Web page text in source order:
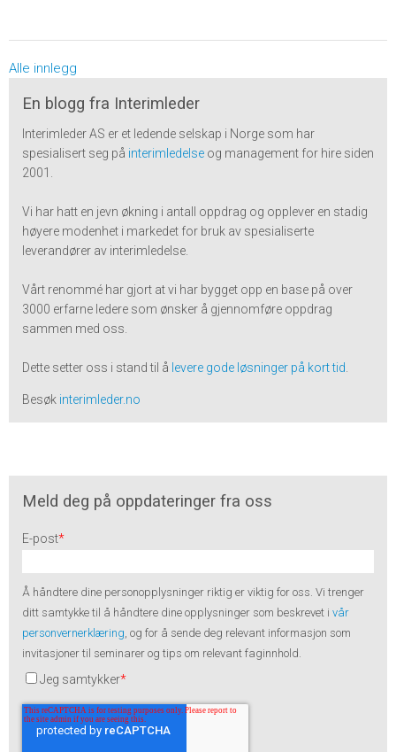
Alle innlegg
En blogg fra Interimleder
Interimleder AS er et ledende selskap i Norge som har
spesialisert seg på interimledelse og management for hire siden
2001.
Vi har hatt en jevn økning i antall oppdrag og opplever en stadig
høyere modenhet i markedet for bruk av spesialiserte
leverandører av interimledelse.
Vårt renommé har gjort at vi har bygget opp en base på over
3000 erfarne ledere som ønsker å gjennomføre oppdrag
sammen med oss.
Dette setter oss i stand til å levere gode løsninger på kort tid
Besøk interimleder.no
Meld deg på oppdateringer fra oss
E-post*
Å håndtere dine personopplysninger riktig er viktig for oss. Vi trenger
ditt samtykke til å håndtere dine opplysninger som beskrevet i vår
personvernerklæring , og for å sende deg relevant informasjon som
invitasjoner til seminarer og tips om relevant faginnhold.
Jeg samtykker*